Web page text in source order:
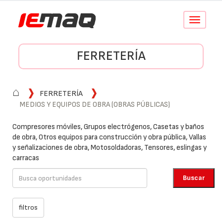
Conmutar
FERRETERÍA
⌂
FERRETERÍA
MEDIOS Y EQUIPOS DE OBRA (OBRAS PÚBLICAS)
Compresores móviles, Grupos electrógenos, Casetas y baños
de obra, Otros equipos para construcción y obra pública, Vallas
y señalizaciones de obra, Motosoldadoras, Tensores, eslingas y
carracas